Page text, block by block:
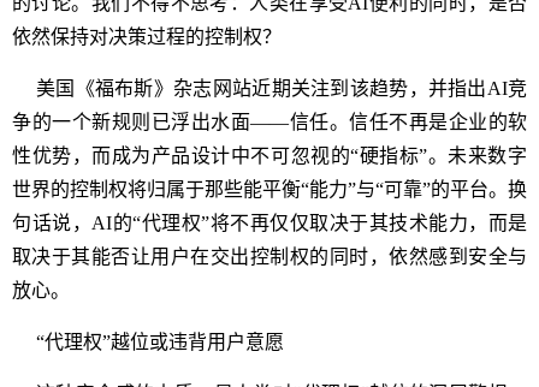
依然保持对决策过程的控制权？
美国《福布斯》杂志网站近期关注到该趋势，并指出AI竞
争的一个新规则已浮出水面——信任。信任不再是企业的软
性优势，而成为产品设计中不可忽视的“硬指标”。未来数字
世界的控制权将归属于那些能平衡“能力”与“可靠”的平台。换
句话说，AI的“代理权”将不再仅仅取决于其技术能力，而是
取决于其能否让用户在交出控制权的同时，依然感到安全与
放心。
“代理权”越位或违背用户意愿